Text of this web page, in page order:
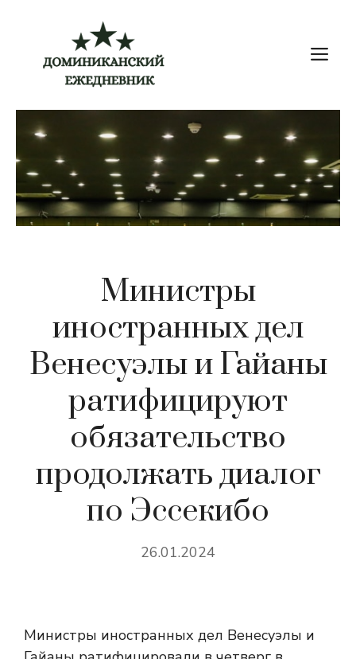
содержимому
Министры
иностранных дел
Венесуэлы и Гайаны
ратифицируют
обязательство
продолжать диалог
по Эссекибо
26.01.2024
Министры иностранных дел Венесуэлы и